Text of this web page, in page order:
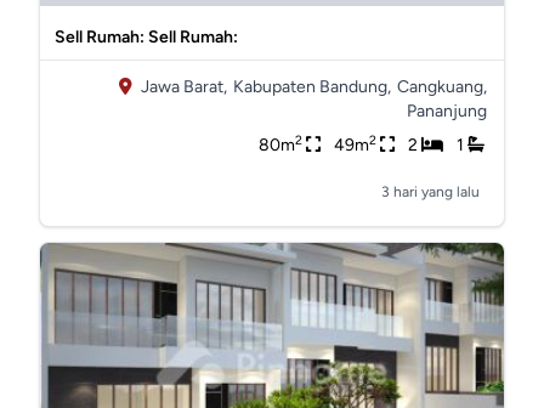
Sell Rumah: Sell Rumah:
Jawa Barat, Kabupaten Bandung, Cangkuang,
Pananjung
80m2 49m2 2 1
3 hari yang lalu